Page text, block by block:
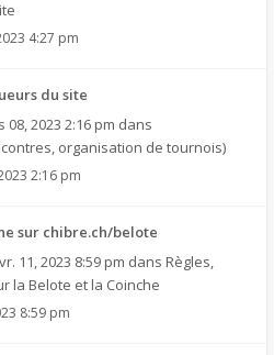
4:27 pm
du site
08, 2023 2:16 pm dans
organisation de tournois)
2:16 pm
sur chibre.ch/belote
11, 2023 8:59 pm dans Règles,
la Belote et la Coinche
8:59 pm